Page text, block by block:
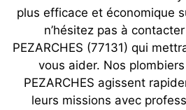
plus efficace et économique
n’hésitez pas à
PEZARCHES (77131) qui
vous aider. Nos
PEZARCHES agissent
leurs missions avec